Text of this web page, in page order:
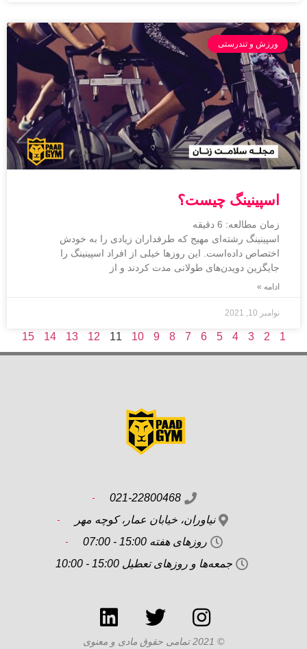
ورزش و تندرستی
اسپینینگ چیست؟
زمان مطالعه: 6 دقیقه
اسپینینگ رشته‌ای مهیج که طرفداران زیادی را به خودش
اختصاص داده‌است. این روزها خیلی از افراد اسپینینگ را
جایگزین دویدن‌های طولانی مدت کردند و از
ادامه »
نوامبر 10, 2021
1
2
3
4
5
6
7
8
9
10
11
12
13
14
15
021-22800468
نیاوران، خیابان عمار، کوچه مهر
روزهای هفته 15:00 - 07:00
جمعه‌ها و روزهای تعطیل 15:00 - 10:00
© 2021 تمامی حقوق مادی و معنوی